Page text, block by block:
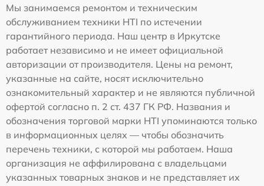
Мы занимаемся ремонтом и техническим
обслуживанием техники HTI по истечении
гарантийного периода. Наш центр в Иркутске
работает независимо и не имеет официальной
авторизации от производителя. Цены на ремонт,
указанные на сайте, носят исключительно
ознакомительный характер и не являются публичной
офертой согласно п. 2 ст. 437 ГК РФ. Названия и
обозначения торговой марки HTI упоминаются только
в информационных целях — чтобы обозначить
перечень техники, с которой мы работаем. Наша
организация не аффилирована с владельцами
указанных товарных знаков и не представляет их